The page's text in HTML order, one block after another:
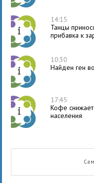
14:15
Танцы
прибавка к
10:30
Найден ген
17:45
Кофе снижает
населения